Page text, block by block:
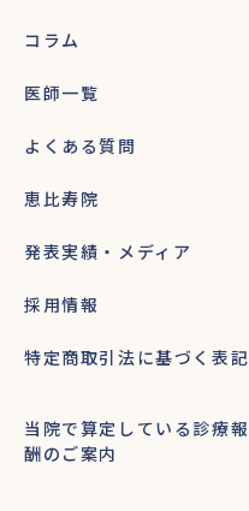
コラム
医師一覧
よくある質問
恵比寿院
発表実績・メディア
採用情報
特定商取引法に基づく表記
当院で算定している診療報
酬のご案内